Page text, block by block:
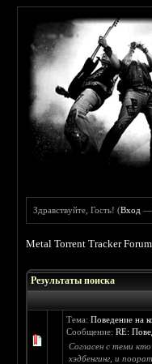
Здравствуйте, Гость! (Вход
Metal Torrent Tracker Forum
Результаты поиска
Тема:Поведение на
Сообщение:RE:
Согласен с теми
хэдбенгинг, и